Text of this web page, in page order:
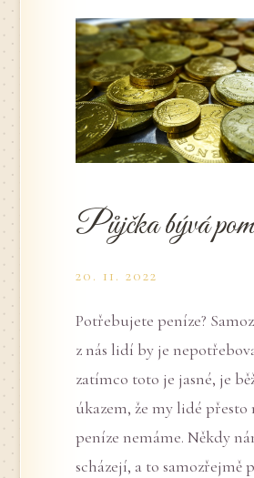
Půjčka bývá
20. 11. 2022
Potřebujete peníze?
z nás lidí by je
zatímco toto je jasné, je
úkazem, že my lidé přesto
peníze nemáme. Někdy
scházejí, a to samozřejmě